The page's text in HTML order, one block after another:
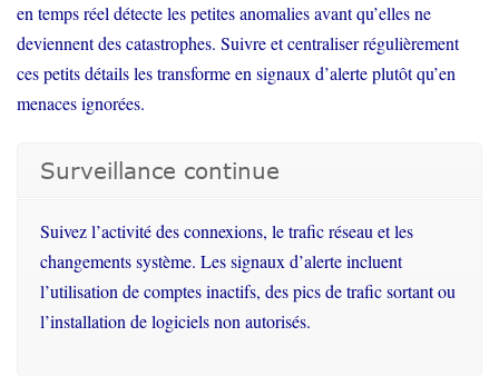
en temps réel détecte les petites anomalies avant qu’elles ne
deviennent des catastrophes. Suivre et centraliser régulièrement
ces petits détails les transforme en signaux d’alerte plutôt qu’en
menaces ignorées.
Surveillance continue
Suivezl’activitédes connexions, letraficréseau et les
changementssystème. Lessignauxd’alerteincluent
l’utilisationdecomptesinactifs, des pics detraficsortantou
l’installationdelogicielsnonautorisés.